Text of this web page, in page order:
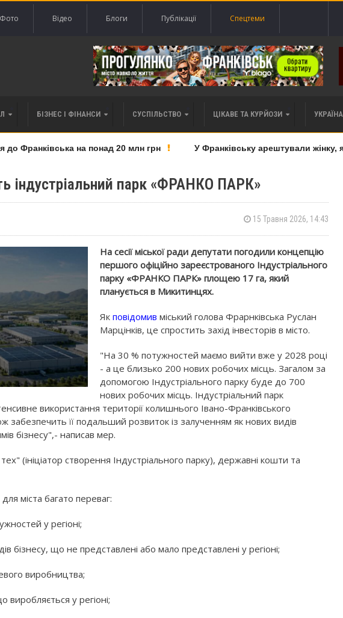
Фото Відео Блоги Публікації Спецтеми
БІЗНЕС І ФІНАНСИ СУСПІЛЬСТВО ЦІКАВЕ ТА КУРЙОЗИ
на понад 20 млн грн У Франківську арештували жінку,
індустріальний парк «ФРАНКО ПАРК»
15 Травня 2026, 14:43
На сесії міської ради депутати погодили концепцію
першого офіційно зареєстрованого Індустріального
парку «ФРАНКО ПАРК» площею 17 га, який
планується в Микитинцях.
Як повідомив міський голова Фрарнківська Руслан
Марцінків, це спростить захід інвесторів в місто.
"На 30 % потужностей маємо вийти вже у 2028 році
- а це близько 200 нових робочих місць. Загалом за
допомогою Індустріального парку буде до 700
нових робочих місць. Індустріальний парк
використання території колишнього Івано-Франківського
забезпечить її подальший розвиток із залученням як нових видів
бізнесу",- написав мер.
(ініціатор створення Індустріального парку), державні кошти та
міста багато переваг:
у регіоні;
бізнесу, що не представлені або мало представлені у регіоні;
виробництва;
виробляється у регіоні;